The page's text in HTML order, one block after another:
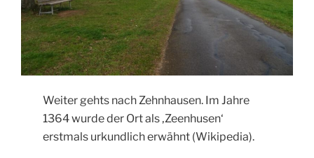
Weiter gehts nach Zehnhausen. Im Jahre
1364 wurde der Ort als ‚Zeenhusen‘
erstmals urkundlich erwähnt (Wikipedia).